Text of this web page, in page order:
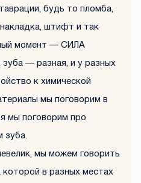
будь то пломба,
штифт и так
момент — СИЛА
зуба — разная, и у разных
к химической
мы поговорим в
мы поговорим про
зуба.
мы можем говорить
в разных местах